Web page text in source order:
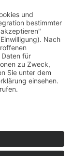
am
Bridge
New York City
So
Hudson und